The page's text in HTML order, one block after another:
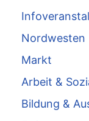
Nordwesten
Markt
Arbeit &
Bildung &